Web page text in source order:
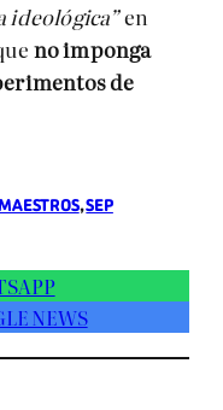
ideológica”en
no imponga
de
, SEP
NEWS